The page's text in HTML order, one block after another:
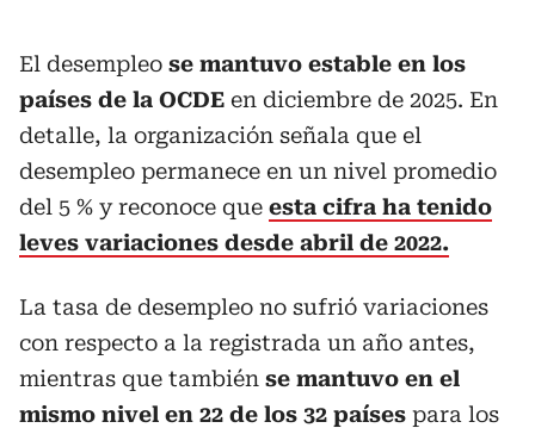
El desempleo se mantuvo estable en los
países de la OCDE en diciembre de 2025. En
detalle, la organización señala que el
desempleo permanece en un nivel promedio
del 5 % y reconoce que esta cifra ha tenido
leves variaciones desde abril de 2022.
La tasa de desempleo no sufrió variaciones
con respecto a la registrada un año antes,
mientras que también se mantuvo en el
mismo nivel en 22 de los 32 países para los